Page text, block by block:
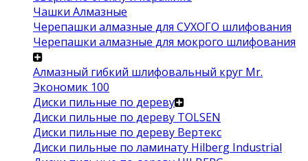
Чашки Алмазные
Черепашки алмазные для СУХОГО шлифования
Черепашки алмазные для мокрого шлифования
Алмазный гибкий шлифовальный круг Mr.
Экономик 100
Диски пильные по дереву
Диски пильные по дереву TOLSEN
Диски пильные по дереву Вертекс
Диски пильные по ламинату Hilberg Industrial